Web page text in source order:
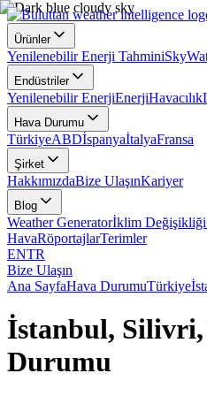
Ürünler
Yenilenebilir Enerji Tahmini
Endüstriler
Yenilenebilir EnerjiEnerjiHavacılık
Hava Durumu
TürkiyeABDİspanyaİtalyaFransa
Şirket
HakkımızdaBize UlaşınKariyer
Blog
Weather Generatorİklim Değişikliği
HavaRöportajlarTerimler
ENTR
Bize Ulaşın
Ana SayfaHava DurumuTürkiye
İstanbul,
Durumu